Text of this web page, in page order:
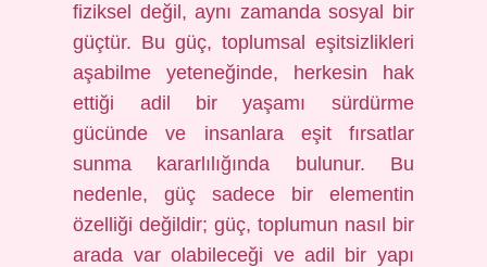
fiziksel değil, aynı zamanda sosyal bir
güçtür. Bu güç, toplumsal eşitsizlikleri
aşabilme yeteneğinde, herkesin hak
ettiği adil bir yaşamı sürdürme
gücünde ve insanlara eşit fırsatlar
sunma kararlılığında bulunur. Bu
nedenle, güç sadece bir elementin
özelliği değildir; güç, toplumun nasıl bir
arada var olabileceği ve adil bir yapı